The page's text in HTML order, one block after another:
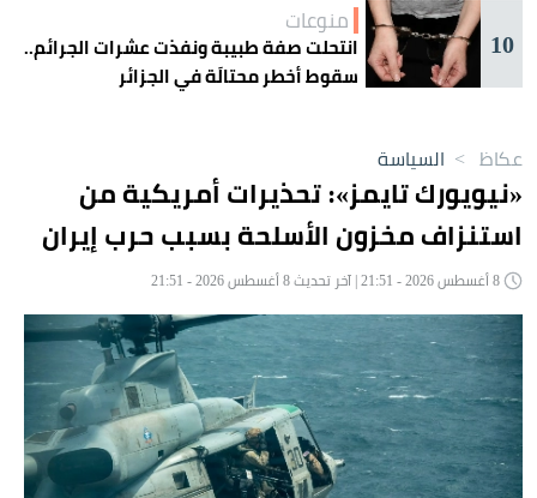
10
منوعات
انتحلت صفة طبيبة ونفذت عشرات الجرائم..
سقوط أخطر محتالَة في الجزائر
عكاظ > السياسة
«نيويورك تايمز»: تحذيرات أمريكية من
استنزاف مخزون الأسلحة بسبب حرب إيران